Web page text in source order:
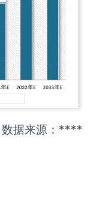
数据来源：****